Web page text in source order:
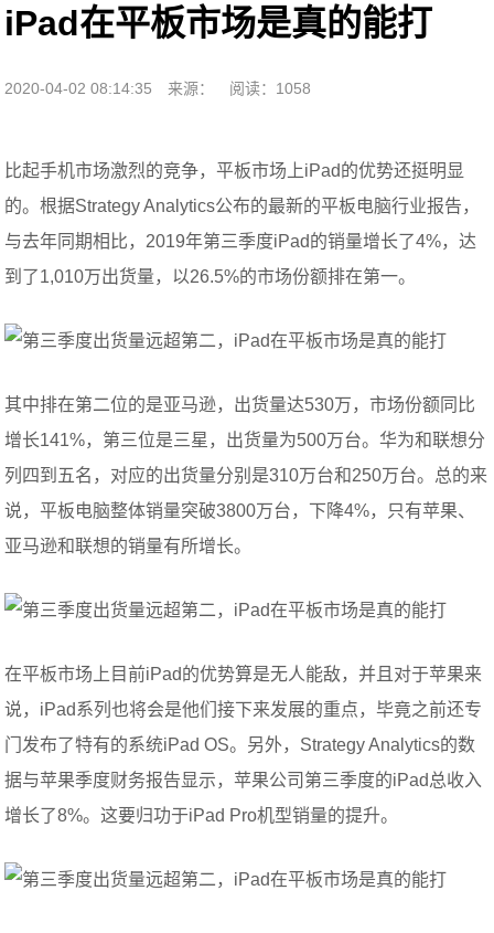
iPad在平板市场是真的能打
2020-04-02 08:14:35 来源： 阅读：1058
比起手机市场激烈的竞争，平板市场上iPad的优势还挺明显
的。根据Strategy Analytics公布的最新的平板电脑行业报告，
与去年同期相比，2019年第三季度iPad的销量增长了4%，达
到了1,010万出货量，以26.5%的市场份额排在第一。
其中排在第二位的是亚马逊，出货量达530万，市场份额同比
增长141%，第三位是三星，出货量为500万台。华为和联想分
列四到五名，对应的出货量分别是310万台和250万台。总的来
说，平板电脑整体销量突破3800万台，下降4%，只有苹果、
亚马逊和联想的销量有所增长。
在平板市场上目前iPad的优势算是无人能敌，并且对于苹果来
说，iPad系列也将会是他们接下来发展的重点，毕竟之前还专
门发布了特有的系统iPad OS。另外，Strategy Analytics的数
据与苹果季度财务报告显示，苹果公司第三季度的iPad总收入
增长了8%。这要归功于iPad Pro机型销量的提升。